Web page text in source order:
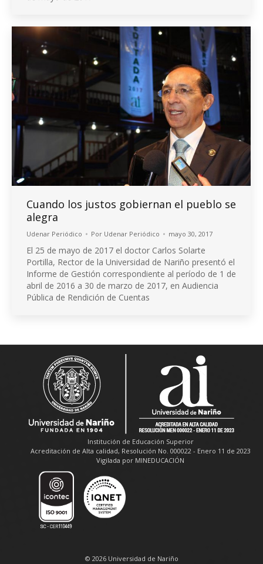
Cuando los justos gobiernan el pueblo se
alegra
Udenar Periódico Por Udenar Periódico mayo 30, 2017
El 25 de mayo de 2017 el doctor Carlos Solarte
Portilla, Rector de la Universidad de Nariño presentó el
Informe de Gestión correspondiente al período de 1 de
abril de 2016 a 30 de marzo de 2017, en Audiencia
Pública de Rendición de Cuentas
Institución de Educación Superior
Acreditación de Alta calidad, Resolución No. 000022 - Enero 11 de 2023
Vigilada por MINEDUCACIÓN
© 2026 Universidad de Nariño